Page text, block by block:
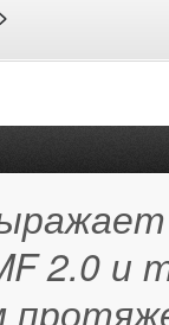
>
2.0 и